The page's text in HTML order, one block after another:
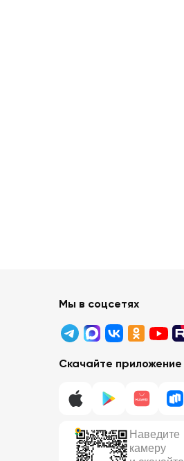
Мы в соцсетях
Скачайте приложение
Наведите
камеру